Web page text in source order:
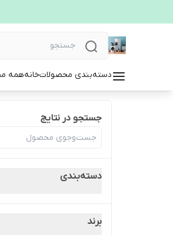
دسته‌بندی محصولاتخانههمه
جستجو در نتایج
دسته‌بندی
برند